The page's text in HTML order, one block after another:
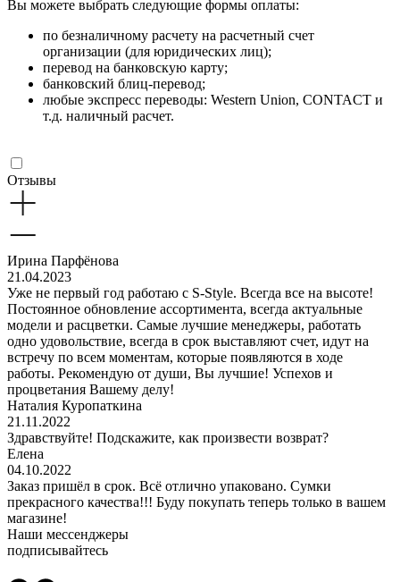
Вы можете выбрать следующие формы оплаты:
по безналичному расчету на расчетный счет
организации (для юридических лиц);
перевод на банковскую карту;
банковский блиц-перевод;
любые экспресс переводы: Western Union, CONTACT и
т.д. наличный расчет.
Отзывы
Ирина Парфёнова
21.04.2023
Уже не первый год работаю с S-Style. Всегда все на высоте!
Постоянное обновление ассортимента, всегда актуальные
модели и расцветки. Самые лучшие менеджеры, работать
одно удовольствие, всегда в срок выставляют счет, идут на
встречу по всем моментам, которые появляются в ходе
работы. Рекомендую от души, Вы лучшие! Успехов и
процветания Вашему делу!
Наталия Куропаткина
21.11.2022
Здравствуйте! Подскажите, как произвести возврат?
Елена
04.10.2022
Заказ пришёл в срок. Всё отлично упаковано. Сумки
прекрасного качества!!! Буду покупать теперь только в вашем
магазине!
Наши мессенджеры
подписывайтесь